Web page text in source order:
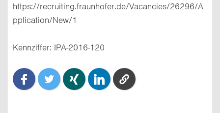
https://recruiting.fraunhofer.de/Vacancies/26296/A
pplication/New/1
Kennziffer: IPA-2016-120